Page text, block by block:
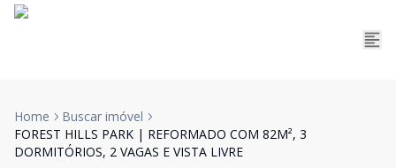
Home
Buscar imóvel
FOREST HILLS PARK | REFORMADO COM 82M², 3
DORMITÓRIOS, 2 VAGAS E VISTA LIVRE